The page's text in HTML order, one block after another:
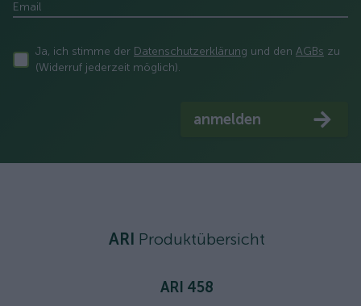
Email
Ja, ich stimme der Datenschutzerklärung und den AGBs zu
(Widerruf jederzeit möglich).
anmelden
ARI Produktübersicht
ARI 458